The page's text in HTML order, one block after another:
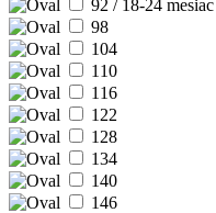
92 / 18-24 mesiac
98
104
110
116
122
128
134
140
146